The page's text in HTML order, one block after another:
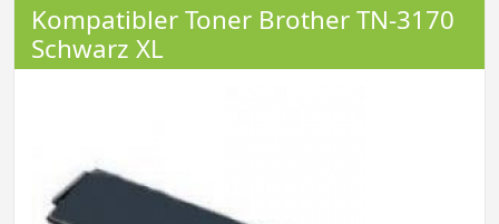
Kompatibler Toner Brother TN-3170
Schwarz XL